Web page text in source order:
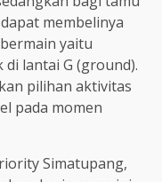
membelinya
yaitu
lantai G (ground).
pilihan aktivitas
pada momen
Simatupang,